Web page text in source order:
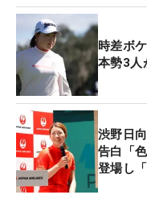
時差ボ
本勢3人
渋野日
告白「
登場し